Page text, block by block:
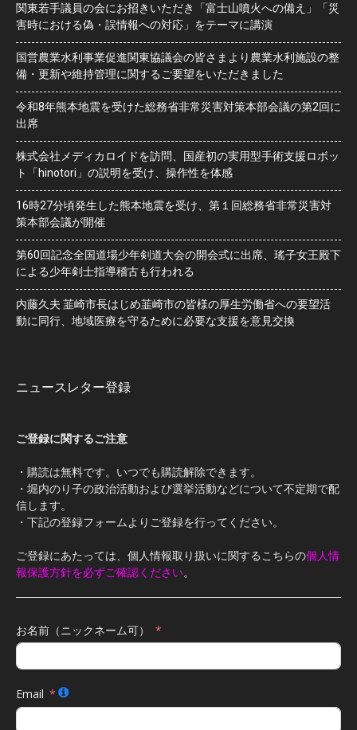
関東若手議員の会にお招きいただき「富士山噴火への備え」「災
害時における偽・誤情報への対応」をテーマに講演
国営農業水利事業促進関東協議会の皆さまより農業水利施設の整
備・更新や維持管理に関するご要望をいただきました
令和8年熊本地震を受けた総務省非常災害対策本部会議の第2回に
出席
株式会社メディカロイドを訪問、国産初の実用型手術支援ロボッ
ト「hinotori」の説明を受け、操作性を体感
16時27分頃発生した熊本地震を受け、第１回総務省非常災害対
策本部会議が開催
第60回記念全国道場少年剣道大会の開会式に出席、瑤子女王殿下
による少年剣士指導稽古も行われる
内藤久夫 韮崎市長はじめ韮崎市の皆様の厚生労働省への要望活
動に同行、地域医療を守るために必要な支援を意見交換
ニュースレター登録
ご登録に関するご注意
・購読は無料です。いつでも購読解除できます。
・堀内のり子の政治活動および選挙活動などについて不定期で配
信します。
・下記の登録フォームよりご登録を行ってください。
ご登録にあたっては、個人情報取り扱いに関するこちらの個人情
報保護方針を必ずご確認ください。
お名前（ニックネーム可）
Email